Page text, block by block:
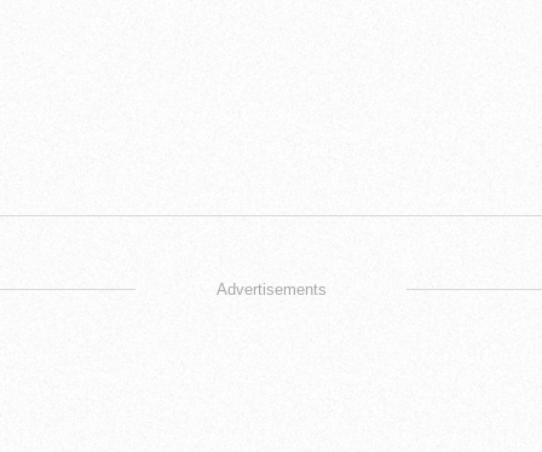
Advertisements